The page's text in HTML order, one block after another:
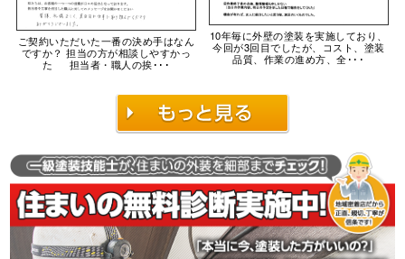
ご契約いただいた一番の決め手はなん
ですか？ 担当の方が相談しやすかっ
た 担当者・職人の挨･･･
10年毎に外壁の塗装を実施しており、
今回が3回目でしたが、コスト、塗装
品質、作業の進め方、全･･･